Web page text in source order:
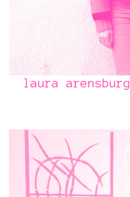
laura arensburg